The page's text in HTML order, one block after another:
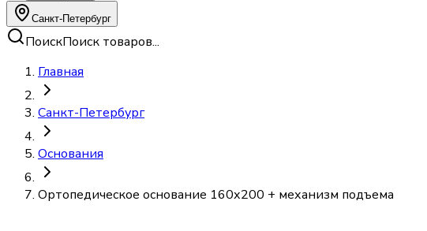
Санкт-Петербург
ПоискПоиск товаров...
Главная
Санкт-Петербург
Основания
Ортопедическое основание 160х200 + механизм подъема